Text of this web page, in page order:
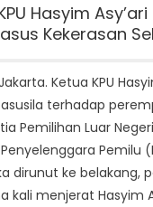
Hasyim
Kekerasan
Ketua KPU
terhadap
Pemilihan Luar
Pemilu
dirunut ke belakang,
kali menjerat Hasyim